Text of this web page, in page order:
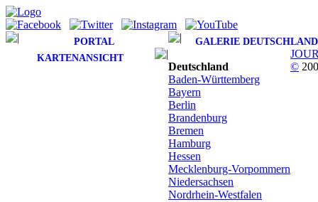
PORTAL
GALERIE DEUTSCHLAND
KARTENANSICHT
Deutschland
Baden-Württemberg
Bayern
Berlin
Brandenburg
Bremen
Hamburg
Hessen
Mecklenburg-Vorpommern
Niedersachsen
Nordrhein-Westfalen
©